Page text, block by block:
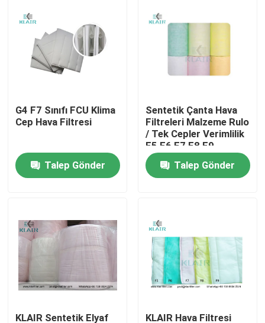
Ürün:% s
Hakkımızda
Kalite kontrol
Bizimle iletişime geçin
Torba Hava Filtreleri
HVAC Hava Filtreleri
HEPA Hava Filtresi
G4 F7 Sınıfı FCU Klima
Cep Hava Filtresi
Talep Gönder
Sentetik Çanta Hava
Filtreleri Malzeme Rulo
/ Tek Cepler Verimlilik
F5 F6 F7 F8 F9
Talep Gönder
KLAIR Sentetik Elyaf KLAIR Hava Filtresi